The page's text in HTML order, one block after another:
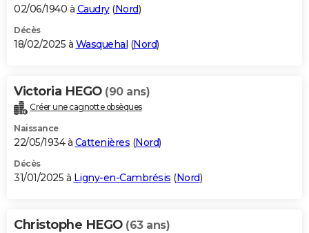
02/06/1940 à Caudry(Nord)
Décès
18/02/2025 à Wasquehal (Nord)
Victoria HEGO (90 ans)
Créer une cagnotte obsèques
Naissance
22/05/1934 à Cattenières (Nord)
Décès
31/01/2025 à Ligny-en-Cambrésis (Nord)
Christophe HEGO (63 ans)